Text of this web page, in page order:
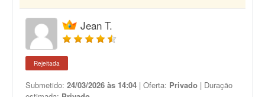
Jean T.
Rejeitada
Submetido: 24/03/2026 às 14:04 | Oferta: Privado | Duração